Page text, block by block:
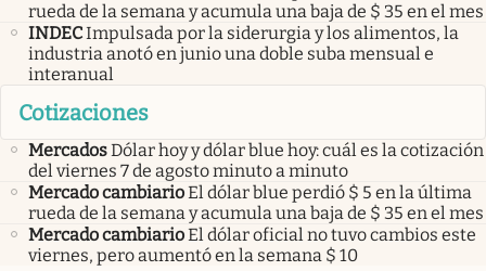
rueda de la semana y acumula una baja de $ 35 en el mes
INDECImpulsada por la siderurgia y los alimentos, la
industria anotó en junio una doble suba mensual e
interanual
Cotizaciones
MercadosDólar hoy y dólar blue hoy: cuál es la cotización
del viernes 7 de agosto minuto a minuto
Mercado cambiarioEl dólar blue perdió $ 5 en la última
rueda de la semana y acumula una baja de $ 35 en el mes
Mercado cambiarioEl dólar oficial no tuvo cambios este
viernes, pero aumentó en la semana $ 10